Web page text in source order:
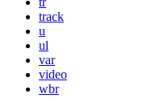
track
u
ul
var
video
wbr